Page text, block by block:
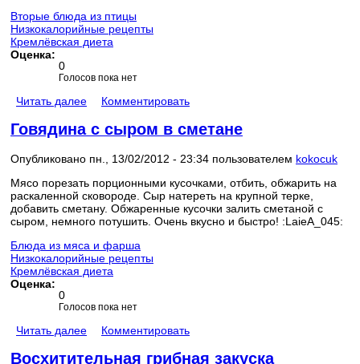
Вторые блюда из птицы
Низкокалорийные рецепты
Кремлёвская диета
Оценка:
0
Голосов пока нет
Читать далее Комментировать
Говядина с сыром в сметане
Опубликовано пн., 13/02/2012 - 23:34 пользователем kokocuk
Мясо порезать порционными кусочками, отбить, обжарить на
раскаленной сковороде. Сыр натереть на крупной терке,
добавить сметану. Обжаренные кусочки залить сметаной с
сыром, немного потушить. Очень вкусно и быстро! :LaieA_045:
Блюда из мяса и фарша
Низкокалорийные рецепты
Кремлёвская диета
Оценка:
0
Голосов пока нет
Читать далее Комментировать
Восхитительная грибная закуска